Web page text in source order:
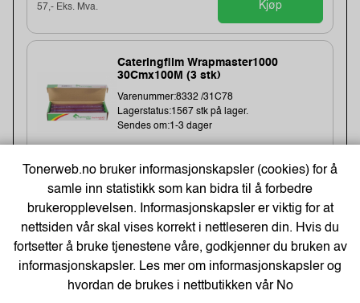
57,- Eks. Mva. Kjøp
Cateringfilm Wrapmaster1000
30Cmx100M (3 stk)
Varenummer:8332 /31C78
Lagerstatus:1567 stk på lager.
Sendes om:1-3 dager
154,-
123,- Eks. Mva.
Kjøp
Energizer Lithium AA/L91 Batterier
(10-pk)
Tonerweb.no bruker informasjonskapsler (cookies) for å
samle inn statistikk som kan bidra til å forbedre
brukeropplevelsen. Informasjonskapsler er viktig for at
nettsiden vår skal vises korrekt i nettleseren din. Hvis du
fortsetter å bruke tjenestene våre, godkjenner du bruken av
informasjonskapsler. Les mer om informasjonskapsler og
hvordan de brukes i nettbutikken vårNo